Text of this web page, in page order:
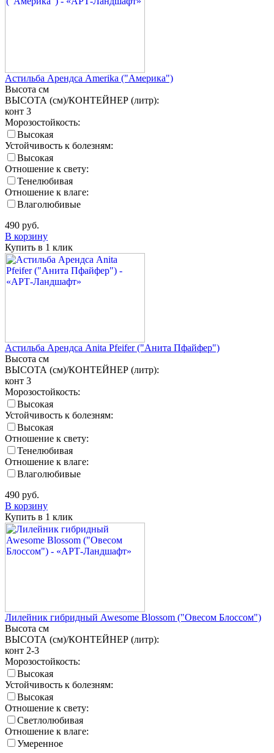
Астильба Арендса Amerika ("Америка")
Высота см
ВЫСОТА (см)/КОНТЕЙНЕР (литр):
конт 3
Морозостойкость:
Высокая
Устойчивость к болезням:
Высокая
Отношение к свету:
Тенелюбивая
Отношение к влаге:
Влаголюбивые
490 руб.
В корзину
Купить в 1 клик
Астильба Арендса Anita Pfeifer ("Анита Пфайфер")
Высота см
ВЫСОТА (см)/КОНТЕЙНЕР (литр):
конт 3
Морозостойкость:
Высокая
Устойчивость к болезням:
Высокая
Отношение к свету:
Тенелюбивая
Отношение к влаге:
Влаголюбивые
490 руб.
В корзину
Купить в 1 клик
Лилейник гибридный Awesome Blossom ("Овесом Блоссом")
Высота см
ВЫСОТА (см)/КОНТЕЙНЕР (литр):
конт 2-3
Морозостойкость:
Высокая
Устойчивость к болезням:
Высокая
Отношение к свету:
Светлолюбивая
Отношение к влаге:
Умеренное